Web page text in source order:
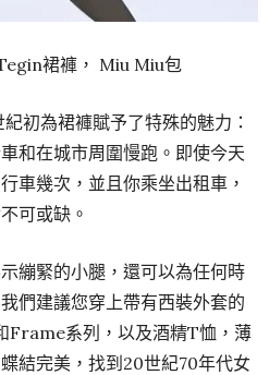
裙褲， Miu Miu包
初為裙褲賦予了特殊的魅力：
和在城市周圍慢跑。即使今天
車幾次，並且你乘坐出租車，
可或缺。
繃緊的小腿，還可以為任何時
們建議您穿上帶有西裝外套的
Frame系列，以及酒精T恤，薄
結完美，找到20世紀70年代女